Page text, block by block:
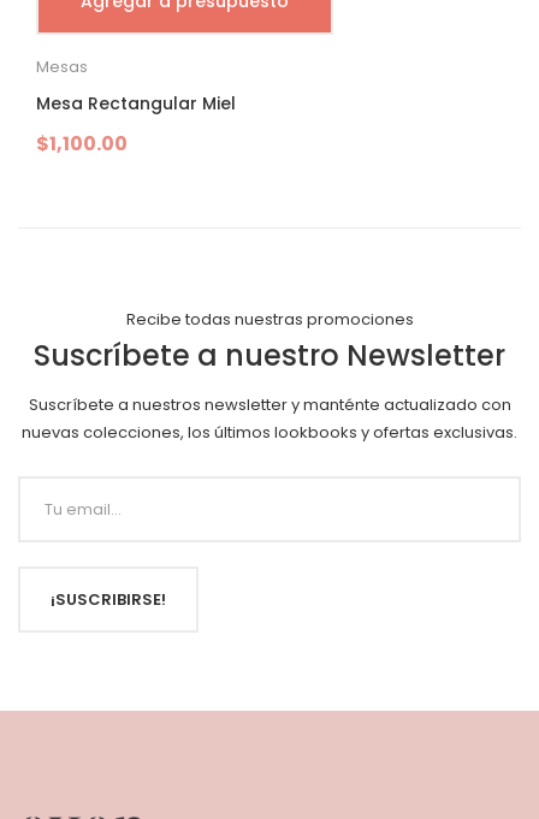
Mesas
Mesa Rectangular Miel
$1,100.00
Recibe todas nuestras promociones
Suscríbete a nuestro Newsletter
Suscríbete a nuestros newsletter y manténte actualizado con
nuevas colecciones, los últimos lookbooks y ofertas exclusivas.
¡SUSCRIBIRSE!